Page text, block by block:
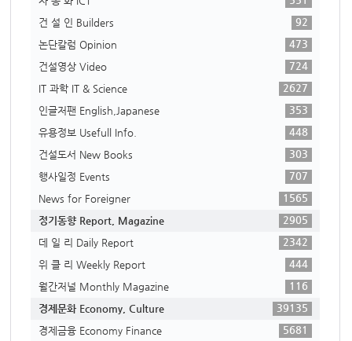
건 설 인 Builders
92
논단칼럼 Opinion
473
건설영상 Video
724
IT 과학 IT & Science
2627
인글저팬 English,Japanese
353
유용정보 Usefull Info.
448
건설도서 New Books
303
행사일정 Events
707
News for Foreigner
1565
정기동향 Report, Magazine
2905
데 일 리 Daily Report
2342
위 클 리 Weekly Report
444
월간저널 Monthly Magazine
116
경제문화 Economy, Culture
39135
경제금융 Economy Finance
5681